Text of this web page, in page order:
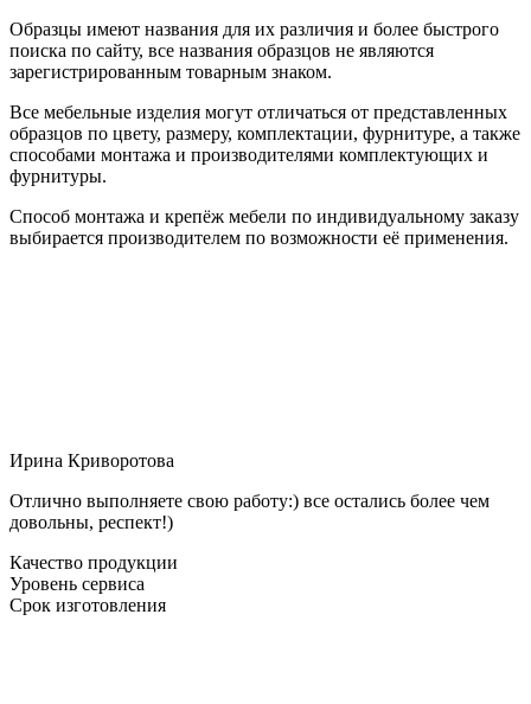
Образцы имеют названия для их различия и более быстрого
поиска по сайту, все названия образцов не являются
зарегистрированным товарным знаком.
Все мебельные изделия могут отличаться от представленных
образцов по цвету, размеру, комплектации, фурнитуре, а также
способами монтажа и производителями комплектующих и
фурнитуры.
Способ монтажа и крепёж мебели по индивидуальному заказу
выбирается производителем по возможности её применения.
Ирина Криворотова
Отлично выполняете свою работу:) все остались более чем
довольны, респект!)
Качество продукции
Уровень сервиса
Срок изготовления